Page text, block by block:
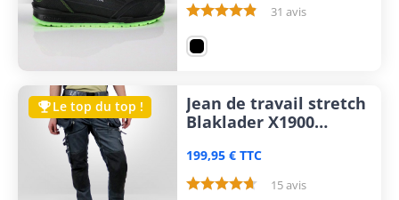
31 avis
Le top du top !
Jean de travail stretch
Blaklader X1900
199,95 € TTC
15 avis